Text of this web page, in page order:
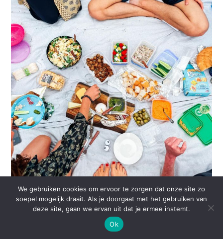
We gebruiken cookies om ervoor te zorgen dat onze site zo
soepel mogelijk draait. Als je doorgaat met het gebruiken van
deze site, gaan we ervan uit dat je ermee instemt.
Ok